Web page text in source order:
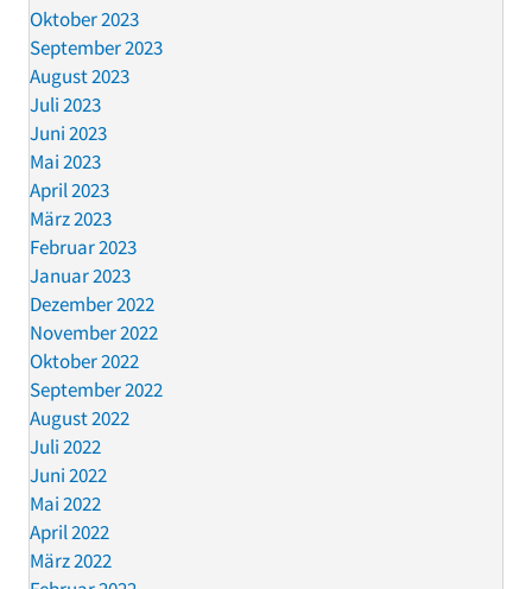
Oktober 2023
September 2023
August 2023
Juli 2023
Juni 2023
Mai 2023
April 2023
März 2023
Februar 2023
Januar 2023
Dezember 2022
November 2022
Oktober 2022
September 2022
August 2022
Juli 2022
Juni 2022
Mai 2022
April 2022
März 2022